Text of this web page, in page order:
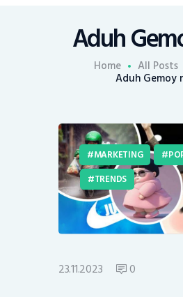
Aduh
Home All Posts
Aduh Gemoy
MARKETING
TRENDS
23.11.2023 0